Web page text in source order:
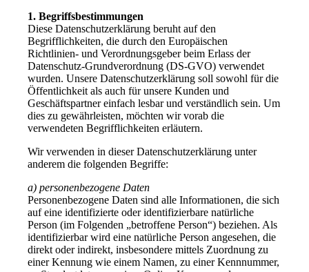
1. Begriffsbestimmungen
Diese Datenschutzerklärung beruht auf den
Begrifflichkeiten, die durch den Europäischen
Richtlinien- und Verordnungsgeber beim Erlass der
Datenschutz-Grundverordnung (DS-GVO) verwendet
wurden. Unsere Datenschutzerklärung soll sowohl für die
Öffentlichkeit als auch für unsere Kunden und
Geschäftspartner einfach lesbar und verständlich sein. Um
dies zu gewährleisten, möchten wir vorab die
verwendeten Begrifflichkeiten erläutern.
Wir verwenden in dieser Datenschutzerklärung unter
anderem die folgenden Begriffe:
a) personenbezogene Daten
Personenbezogene Daten sind alle Informationen, die sich
auf eine identifizierte oder identifizierbare natürliche
Person (im Folgenden „betroffene Person“) beziehen. Als
identifizierbar wird eine natürliche Person angesehen, die
direkt oder indirekt, insbesondere mittels Zuordnung zu
einer Kennung wie einem Namen, zu einer Kennnummer,